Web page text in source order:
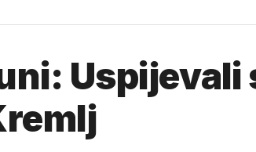
Uspijevali